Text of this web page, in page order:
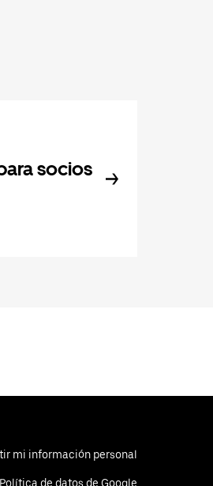
socios
mi información personal
Política de datos de Google